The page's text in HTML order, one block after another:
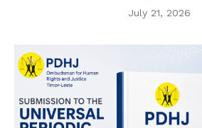
July 21, 2026